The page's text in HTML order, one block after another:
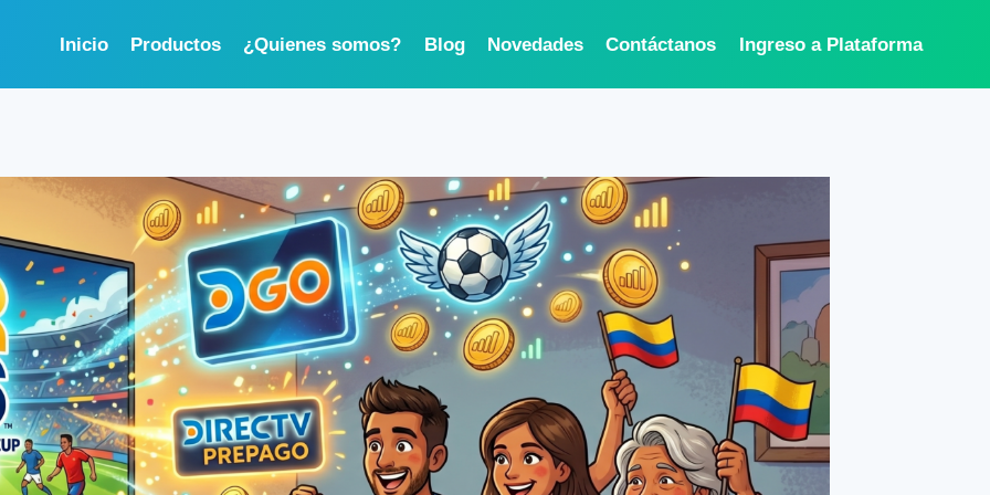
Inicio Productos ¿Quienes somos? Blog Novedades Contáctanos Ingreso a Plataforma